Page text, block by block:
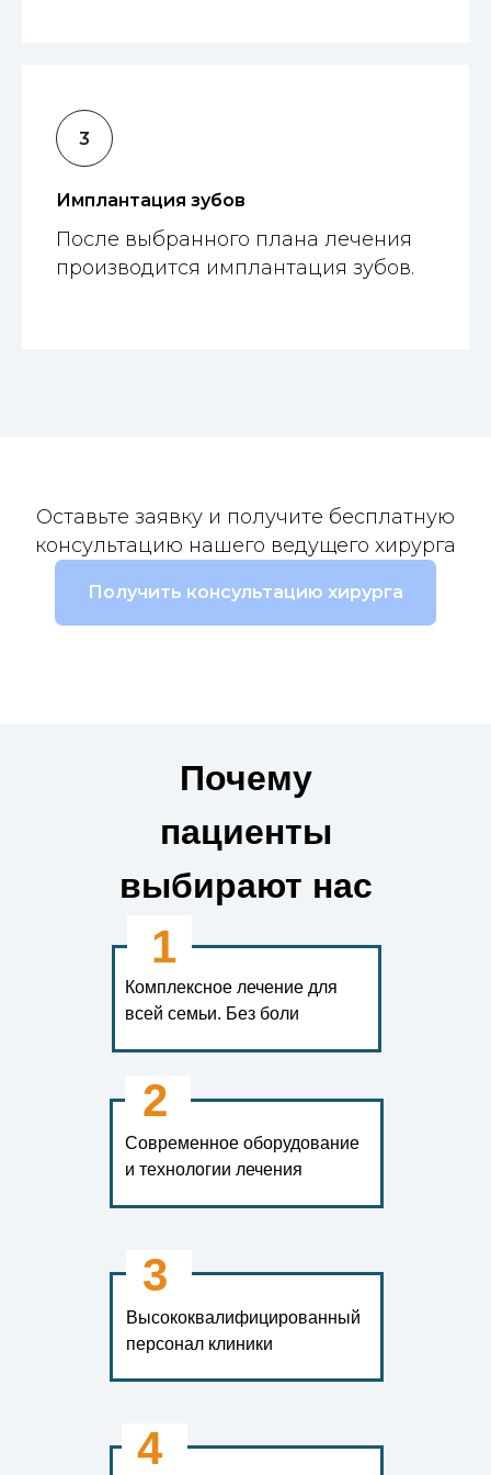
Имплантация зубов
После выбранного плана лечения
производится имплантация зубов.
Оставьте заявку и получите бесплатную
консультацию нашего ведущего хирурга
Получить консультацию хирурга
Почему
пациенты
выбирают нас
1
2
3
4
Комплексное лечение для
всей семьи. Без боли
Современное оборудование
и технологии лечения
Высококвалифицированный
персонал клиники